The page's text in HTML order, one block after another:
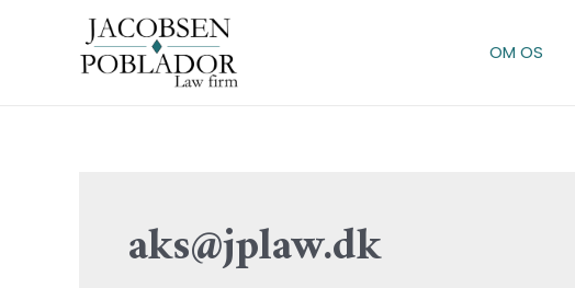
OM OS
aks@jplaw.dk